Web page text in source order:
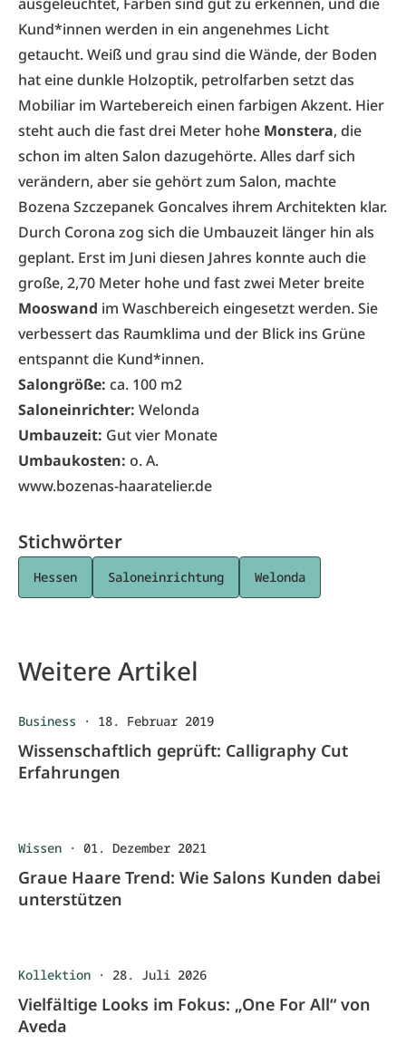
Kund*innen werden in ein angenehmes Licht
getaucht. Weiß und grau sind die Wände, der Boden
hat eine dunkle Holzoptik, petrolfarben setzt das
Mobiliar im Wartebereich einen farbigen Akzent. Hier
steht auch die fast drei Meter hohe Monstera, die
schon im alten Salon dazugehörte. Alles darf sich
verändern, aber sie gehört zum Salon, machte
Bozena Szczepanek Goncalves ihrem Architekten klar.
Durch Corona zog sich die Umbauzeit länger hin als
geplant. Erst im Juni diesen Jahres konnte auch die
große, 2,70 Meter hohe und fast zwei Meter breite
Mooswand im Waschbereich eingesetzt werden. Sie
verbessert das Raumklima und der Blick ins Grüne
entspannt die Kund*innen.
Salongröße: ca. 100 m2
Saloneinrichter: Welonda
Umbauzeit: Gut vier Monate
Umbaukosten: o. A.
www.bozenas-haaratelier.de
Stichwörter
Hessen Saloneinrichtung Welonda
Weitere Artikel
Business · 18. Februar 2019
Wissenschaftlich geprüft: Calligraphy Cut
Erfahrungen
Wissen · 01. Dezember 2021
Graue Haare Trend: Wie Salons Kunden dabei
unterstützen
Kollektion · 28. Juli 2026
Vielfältige Looks im Fokus: „One For All“ von
Aveda